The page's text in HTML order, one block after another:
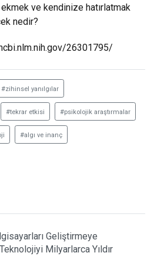
ve kendinize hatırlatmak
nedir?
26301795/
#zihinsel yanılgılar
#tekrar etkisi #psikolojik araştırmalar
#algı ve inanç
Geliştirmeye
Milyarlarca Yıldır